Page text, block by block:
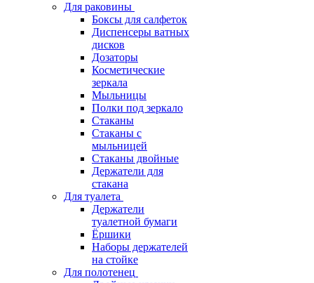
Для раковины
Боксы для салфеток
Диспенсеры ватных
дисков
Дозаторы
Косметические
зеркала
Мыльницы
Полки под зеркало
Стаканы
Стаканы с
мыльницей
Стаканы двойные
Держатели для
стакана
Для туалета
Держатели
туалетной бумаги
Ёршики
Наборы держателей
на стойке
Для полотенец